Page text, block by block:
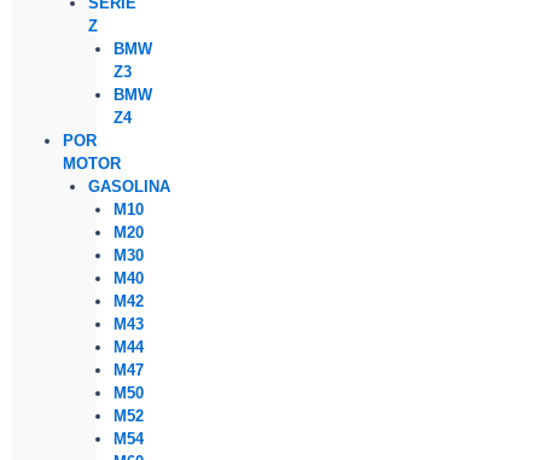
Z
BMW
Z3
BMW
Z4
POR
MOTOR
GASOLINA
M10
M20
M30
M40
M42
M43
M44
M47
M50
M52
M54